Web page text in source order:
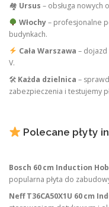
🏘 Ursus – obsługa nowych
Włochy– profesjonalne
budynkach.
Cała Warszawa – dojazd
V.
🛠 Każda dzielnica –
zabezpieczenia i testujemy
Polecane płyty
Bosch 60 cm Induction Hob
popularna płyta do
Neff T36CA50X1U 60 cm